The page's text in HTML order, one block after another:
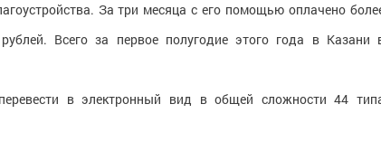
За три месяца с его помощью оплачено
Всего за первое полугодие этого года в Казани
в электронный вид в общей сложности 44